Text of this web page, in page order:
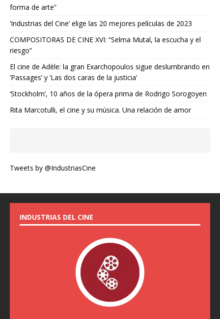
forma de arte”
‘Industrias del Cine’ elige las 20 mejores películas de 2023
COMPOSITORAS DE CINE XVI: “Selma Mutal, la escucha y el
riesgo”
El cine de Adèle: la gran Exarchopoulos sigue deslumbrando en
’Passages’ y ’Las dos caras de la justicia’
‘Stockholm’, 10 años de la ópera prima de Rodrigo Sorogoyen
Rita Marcotulli, el cine y su música. Una relación de amor
Tweets by @IndustriasCine
INDUSTRIAS DEL CINE